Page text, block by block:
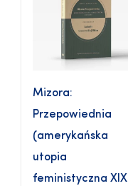
Mizora:
Przepowiednia
(amerykańska
utopia
feministyczna XIX